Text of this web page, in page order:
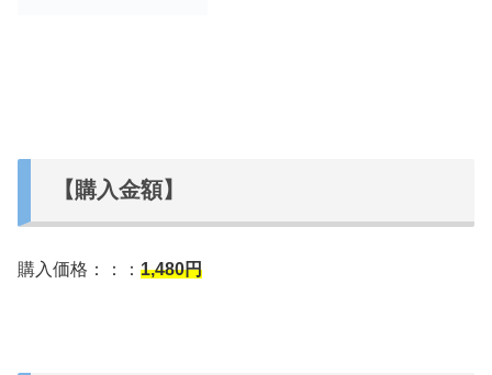
【購入金額】
購入価格：：： 1,480円